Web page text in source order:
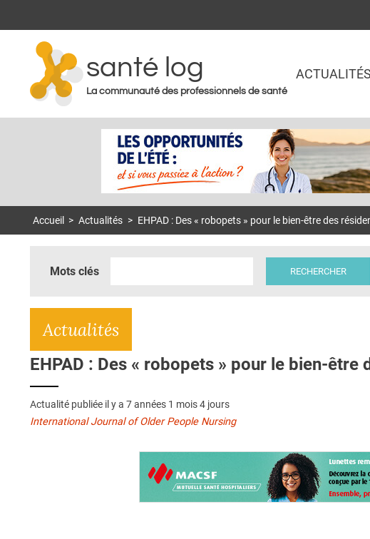
santé log
La communauté des professionnels de santé
ACTUALITÉS
Accueil > Actualités > EHPAD : Des « robopets » pour le bien-être des
Mots clés
Actualités
EHPAD : Des « robopets » pour le bien-être
Actualité publiée il y a 7 années 1 mois 4 jours
International Journal of Older People Nursing